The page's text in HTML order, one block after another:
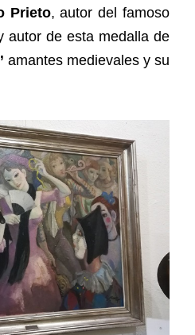
Prieto, autor del famoso
autor de esta medalla de
amantes medievales y su